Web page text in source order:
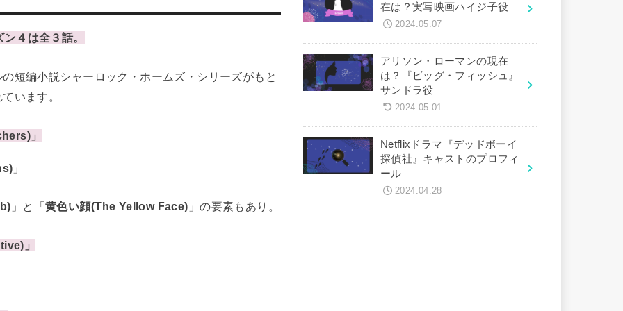
４は全３話。
短編小説シャーロック・ホームズ・シリーズがもと
います。
」
」
」と「黄色い顔(The Yellow Face) 」の要素もあり。
」
在は？実写映画ハイジ子役
2024.05.07
アリソン・ローマンの現在
は？『ビッグ・フィッシュ』
サンドラ役
2024.05.01
Netflixドラマ『デッドボーイ
探偵社』キャストのプロフィ
ール
2024.04.28